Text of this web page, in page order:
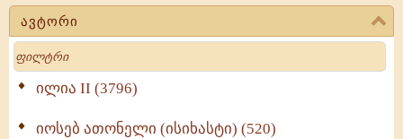
(723)
მოძღვრის ძალზე სასარგებლო რჩევები
მრევლისათვის (545)
Wisdomge (514)
ქადაგებანი გაბრიელ ეპისკოპოსისა - II ტომი
ავტორი
Search
ილია II (3796)
იოსებ ათონელი (ისიხასტი) (520)